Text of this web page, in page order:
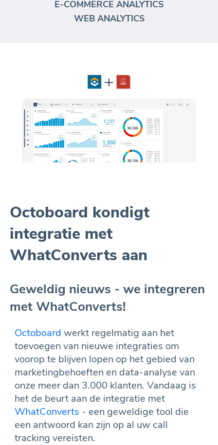
E-COMMERCE ANALYTICS
WEB ANALYTICS
Octoboard kondigt
integratie met
WhatConverts aan
Geweldig nieuws - we integreren
met WhatConverts!
Octoboard werkt regelmatig aan het
toevoegen van nieuwe integraties om
voorop te blijven lopen op het gebied van
marketingbehoeften en data-analyse van
onze meer dan 3.000 klanten. Vandaag is
het de beurt aan de integratie met
WhatConverts - een geweldige tool die
een antwoord kan zijn op al uw call
tracking vereisten.